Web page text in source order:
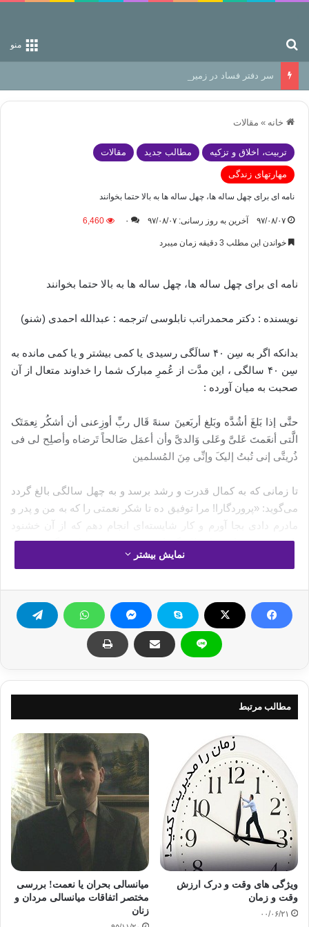
منو
سر دفتر فساد در زمین‌، دوری وکناره‌گیری از راه خداست‌!
خانه » مقالات
تربیت، اخلاق و تزکیه مطالب جدید مقالات
مهارتهای زندگی
نامه ای برای چهل ساله ها، چهل ساله ها به بالا حتما بخوانند
۹۷/۰۸/۰۷ آخرین به روز رسانی: ۹۷/۰۸/۰۷ ۰ 6,460
خواندن این مطلب 3 دقیقه زمان میبرد
نامه ای برای چهل ساله ها، چهل ساله ها به بالا حتما بخوانند
نویسنده : دکتر محمدراتب نابلوسی /ترجمه : عبدالله احمدی (شنو)
بدانکه اگر به سِن ۴۰ سالَگی رسیدی یا کمی بیشتر و یا کمی مانده به
سِن ۴۰ سالگی ، این مدَّت از عُمرِ مبارک شما را خداوند متعال از آن
صحبت به میان آورده :
حتَّى إذا بَلغَ أشُدَّه وبَلغ أربَعینَ سنهً قَال ربِّ أوزِعنی أن أشکُر نِعمَتَک
الَّتی أنعَمتَ عَلیَّ وعَلى وَالدیَّ وأن أعمَل صَالحاً تَرضاه وأصلِح لی فی
ذُریتَّی إنی تُبتُ إلیکَ وإنِّی مِنَ المُسلمین
تا زمانی که به کمال قدرت و رشد برسد و به چهل سالگی بالغ گردد
می‌گوید: «پروردگارا! مرا توفیق ده تا شکر نعمتی را که به من و پدر و
مادرم دادی بجا آورم و کار شایسته‌ای انجام دهم که از آن خشنود
باشی، و فرزندان مرا صالح گردان؛ من به سوی تو بازمی‌گردم و توبه
می‌کنم، و من از مسلمانانم!»
این دعا و نیایشی است مؤثر که شامل شُکر و سپاس از گذشته و
دُعاء برای آینده، و آمادگی برای دین اسلام.
دانشمندان دینی بَر اهمیت این دعاء و نیایش تأکید دارند، خصوصاً
۴۰سالگی رسیدند، زیرا سبب قبولی طاعات و عبادات است،
خداوند متعال میفرمایند:
أوُلئک الَّذین نَتقبَّلُ عَنهم أحسَن مَا عَمِلوا ونَتجاوَز عَن سَیئاتهم فِی
أصحَابِ الجنَّه وَعدَ الصِّدق الَّذی کانوا یُوعَدون
آنها کسانی هستند که ما بهترین اعمالشان را قبول می‌کنیم و از
گناهانشان می‌گذریم و در میان بهشتیان جای دارند؛ این وعده راستی
است که وعده داده می‌شدند.
در سِن۴۰سالگی آدمی احساس می کند بَر قُله کوه قرار دارد، پائین
را نگاه می کند دُوران بَچگی و جوانی یادَش می آید.
می بیند هنوز که هنوزه طعم بَچگی و جوانی بَرروی زَبانش هست،
بالاتَر را نگاه می کند می بیند عُمرِ کمی از او باقی مانده، و می داند
نمایش بیشتر
مطالب مرتبط
ویژگی های وقت و درک ارزش
وقت و زمان
۰۰/۰۶/۲۱
میانسالی بحران یا نعمت! بررسی
مختصر اتفاقات میانسالی مردان و
زنان